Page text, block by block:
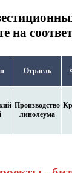
на
Отрасль
Производство
линолеума